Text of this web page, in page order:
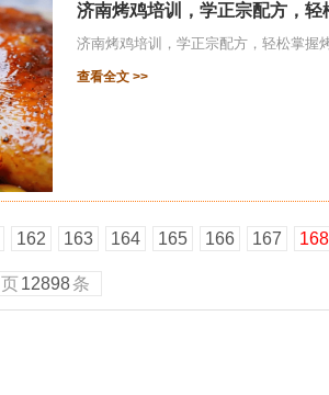
济南烤鸡培训，学正宗配方，轻
济南烤鸡培训，学正宗配方，轻松掌握
查看全文 >>
162 163 164 165 166 167 168
页12898条